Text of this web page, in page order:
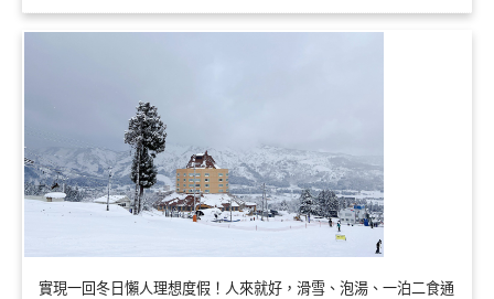
實現一回冬日懶人理想度假！人來就好，滑雪、泡湯、一泊二食通